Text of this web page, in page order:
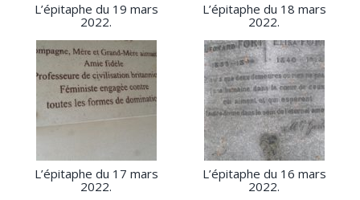
L’épitaphe du 19 mars
2022.
L’épitaphe du 18 mars
2022.
L’épitaphe du 17 mars
2022.
L’épitaphe du 16 mars
2022.